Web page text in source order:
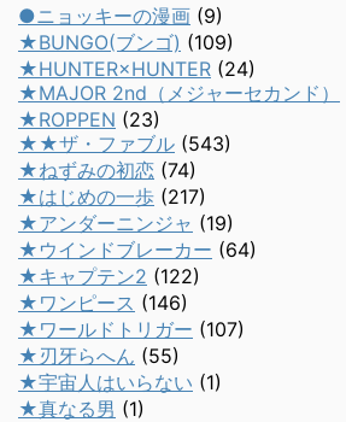
●ニョッキーの漫画 (9)
★BUNGO(ブンゴ) (109)
★HUNTER×HUNTER (24)
★MAJOR 2nd（メジャーセカンド）
★ROPPEN (23)
★★ザ・ファブル (543)
★ねずみの初恋 (74)
★はじめの一歩 (217)
★アンダーニンジャ (19)
★ウインドブレーカー (64)
★キャプテン2 (122)
★ワンピース (146)
★ワールドトリガー (107)
★刃牙らへん (55)
★宇宙人はいらない (1)
★真なる男 (1)